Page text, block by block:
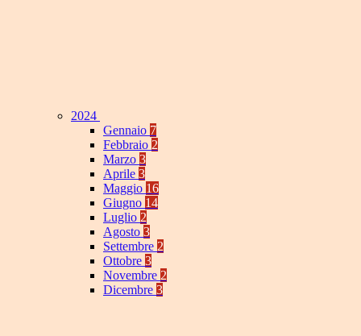
2024
Gennaio 7
Febbraio 2
Marzo 3
Aprile 3
Maggio 16
Giugno 14
Luglio 2
Agosto 3
Settembre 2
Ottobre 3
Novembre 2
Dicembre 3